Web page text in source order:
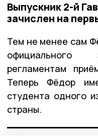
Выпускник 2-й
зачислен на
Тем не менее сам
официального
регламентам
Теперь Фёдор
студента одного
страны.